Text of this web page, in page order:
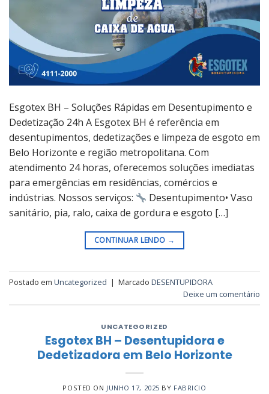
Esgotex BH – Soluções Rápidas em Desentupimento e
Dedetização 24h A Esgotex BH é referência em
desentupimentos, dedetizações e limpeza de esgoto em
Belo Horizonte e região metropolitana. Com
atendimento 24 horas, oferecemos soluções imediatas
para emergências em residências, comércios e
indústrias. Nossos serviços:
Desentupimento• Vaso
sanitário, pia, ralo, caixa de gordura e esgoto […]
CONTINUAR LENDO →
Postado em Uncategorized | Marcado DESENTUPIDORA
Deixe um comentário
UNCATEGORIZED
Esgotex BH – Desentupidora e
Dedetizadora em Belo Horizonte
POSTED ON JUNHO 17, 2025 BY FABRICIO